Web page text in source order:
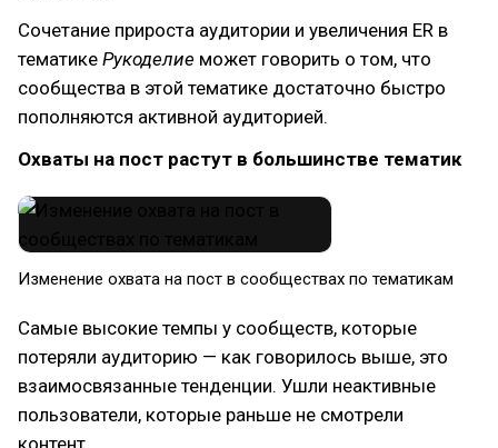
Сочетание прироста аудитории и увеличения ER в
тематике Рукоделие может говорить о том, что
сообщества в этой тематике достаточно быстро
пополняются активной аудиторией.
Охваты на пост растут в большинстве тематик
Изменение охвата на пост в сообществах по тематикам
Самые высокие темпы у сообществ, которые
потеряли аудиторию — как говорилось выше, это
взаимосвязанные тенденции. Ушли неактивные
пользователи, которые раньше не смотрели
контент.